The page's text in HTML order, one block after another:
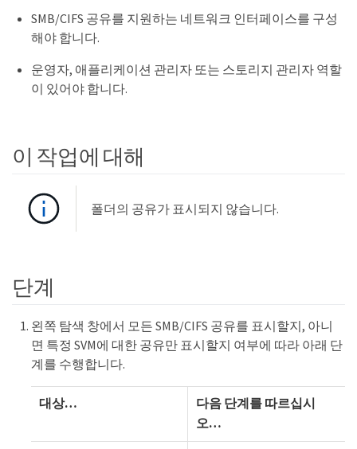
SMB/CIFS 공유를 지원하는 네트워크 인터페이스를 구성
해야 합니다.
운영자, 애플리케이션 관리자 또는 스토리지 관리자 역할
이 있어야 합니다.
이 작업에 대해
폴더의 공유가 표시되지 않습니다.
단계
왼쪽 탐색 창에서 모든 SMB/CIFS 공유를 표시할지, 아니
면 특정 SVM에 대한 공유만 표시할지 여부에 따라 아래 단
계를 수행합니다.
대상…​
다음 단계를 따르십시
오…​